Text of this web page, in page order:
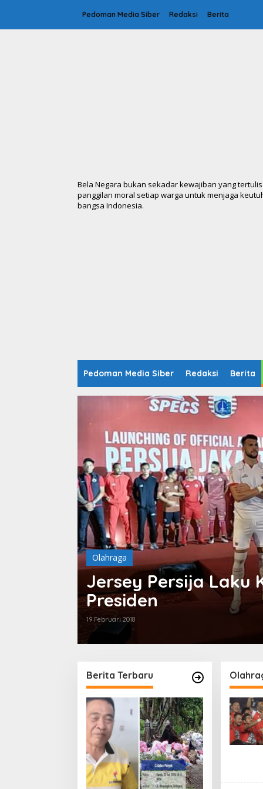
Pedoman Media Siber Redaksi Berita
Bela Negara bukan sekadar kewajiban yang
panggilan moral setiap warga untuk menjaga
bangsa Indonesia.
Pedoman Media Siber Redaksi Berita
Olahraga
Jersey Persija Laku
Presiden
19 Februari 2018
Berita Terbaru